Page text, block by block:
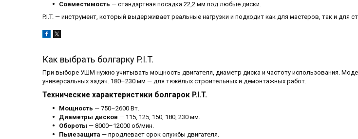
Совместимость — стандартная посадка 22,2 мм под любые диски.
P.I.T. — инструмент, который выдерживает реальные нагрузки и подходит как для мастеров, так и для
Как выбрать болгарку P.I.T.
При выборе УШМ нужно учитывать мощность двигателя, диаметр диска и частоту использования.
универсальных задач. 180–230 мм — для тяжёлых строительных и демонтажных работ.
Технические характеристики болгарок P.I.T.
Мощность — 750–2600 Вт.
Диаметры дисков — 115, 125, 150, 180, 230 мм.
Обороты — 8000–12000 об/мин.
Пылезащита — продлевает срок службы двигателя.